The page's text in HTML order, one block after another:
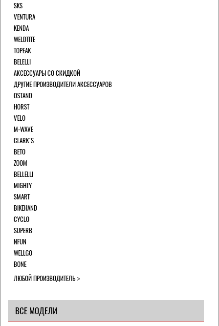
SKS
VENTURA
KENDA
WELDTITE
TOPEAK
BELELLI
АКСЕССУАРЫ СО СКИДКОЙ
ДРУГИЕ ПРОИЗВОДИТЕЛИ АКСЕССУАРОВ
OSTAND
HORST
VELO
M-WAVE
CLARK`S
BETO
ZOOM
BELLELLI
MIGHTY
SMART
BIKEHAND
CYCLO
SUPERB
NFUN
WELLGO
BONE
ЛЮБОЙ ПРОИЗВОДИТЕЛЬ
ВСЕ МОДЕЛИ